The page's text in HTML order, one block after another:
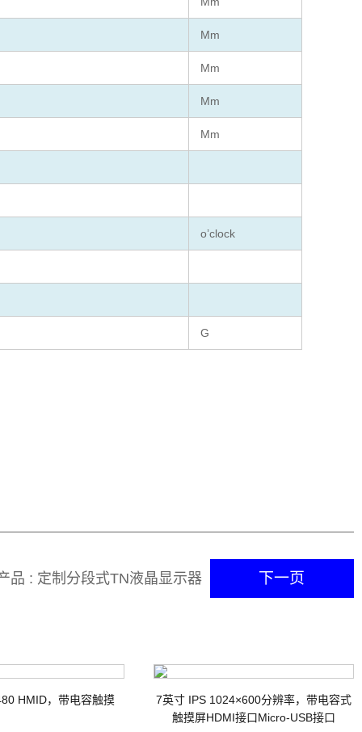
Mm
Mm
Mm
Mm
o’clock
G
品 : 定制分段式TN液晶显示器 下一页
HMID，带电容触摸
7英寸 IPS 1024×600分辨率，带电容式
触摸屏HDMI接口Micro-USB接口